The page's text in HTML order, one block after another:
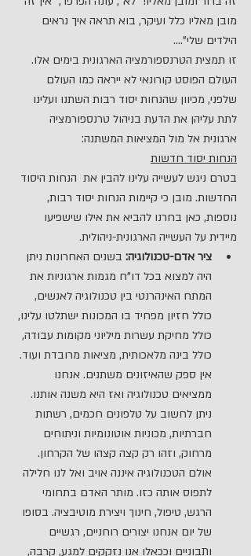
מובן מאליו כלל ועיקר, בוא תראה איך נראים
הילדים שלי"….
זו תמצית הטרנספורמציה הארגונית בימים אלו.
העולם הפוסט קורונאי לא ייראה כמו העולם
שלפני, מכיוון שהנחות יסוד רבות השתנו ועלינו
לתת עליהן את הדעת בניהול טרנספורמציה
ארגונית אל מול המציאות המשתנה:
הנחות יסוד חדשות
בטרם ניגש לעשייה עלינו להבין את  הנחות היסוד
החדשות. מובן כי קיימות הנחות יסוד רבות,
נוספות, כאן בחרנו להביא את אילו שישפיעו
מיידית על העשייה הארגונית-ניהולית.
ציר אדם-טכנולוגיה: בשנים האחרונות ניתן
היה למצוא בכל דו"ח מגמות ארגוניות את
המתח האינהרנטי בין טכנולוגיה לאנשים,
כולל חזיון מפחיד בו המכונות ישתלטו עלינו,
כולל מחיקת עשרות מיליוני מקומות עבודה,
כולל בינה מלאכותית, מציאות מרובדת ועוד.
אין ספק שהאיזונים משתנים. אנחנו
ממציאים טכנולוגיה ואז היא משנה אותנו.
ניתן לחשוב על טלפונים חכמים, רשתות
חברתיות, מכוניות אוטונומיות וניתוחים
מרחוק, וזהו רק קצה קצהו של הקרחון.
אולם הטכנולוגיה איננה אויב ואל לנו חלילה
לתפוס אותה כזו. מותר האדם בתחומי
הרגש, טיפול, חינוך ויצירת מוטיבציה. בסופו
של יום אנחנו יצורים רוחניים, רגשיים
ותבוניים וככאלו אנו נזקקים למגע, קרבה,